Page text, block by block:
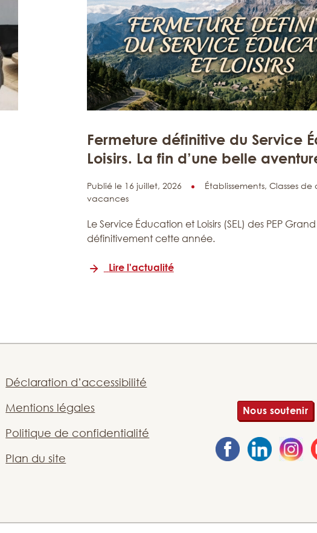
Fermeture définitive du Service
Loisirs. La fin d’une belle
Publié le 16 juillet, 2026 Établissements, Classes
vacances
Le Service Éducation et Loisirs (SEL) des PEP
définitivement cette année.
Lire l'actualité
Déclaration d’accessibilité
Mentions légales
Politique de confidentialité
Plan du site
Nous soutenir
Page Facebook
Page